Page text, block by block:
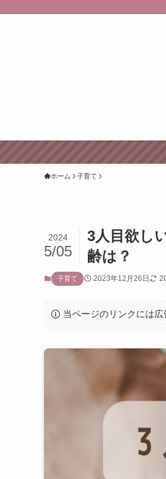
ホーム 子育て
3人目欲し
齢は？
2024
5/05
子育て 2023年12月26日
当ページのリンクには広